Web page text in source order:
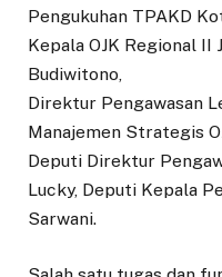
Pengukuhan TPAKD
Kepala OJK Regional II
Budiwitono,
Direktur Pengawasan
Manajemen Strategis
Deputi Direktur
Lucky, Deputi Kepala
Sarwani.